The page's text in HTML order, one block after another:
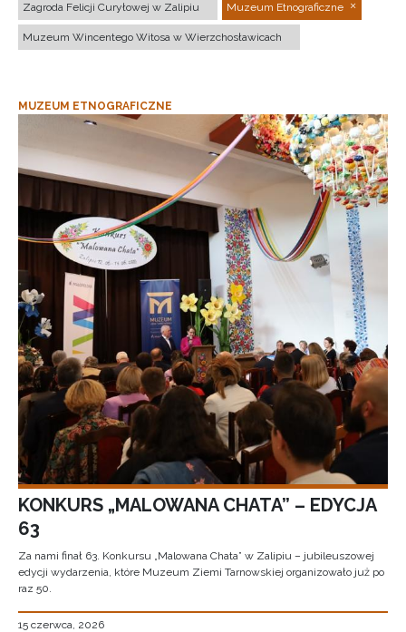
Zagroda Felicji Curyłowej w Zalipiu Muzeum Etnograficzne
Muzeum Wincentego Witosa w Wierzchosławicach
MUZEUM ETNOGRAFICZNE
KONKURS „MALOWANA CHATA” – EDYCJA
63
Za nami finał 63. Konkursu „Malowana Chata” w Zalipiu – jubileuszowej
edycji wydarzenia, które Muzeum Ziemi Tarnowskiej organizowało już po
raz 50.
15 czerwca, 2026